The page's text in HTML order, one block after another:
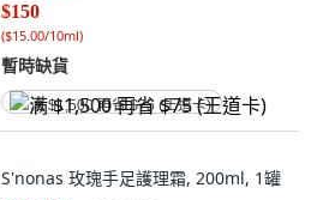
$150
($15.00/10ml)
暫時缺貨
满 $1,500 再省 $75 (王道卡)
S'nonas 玫瑰手足護理霜, 200ml, 1罐